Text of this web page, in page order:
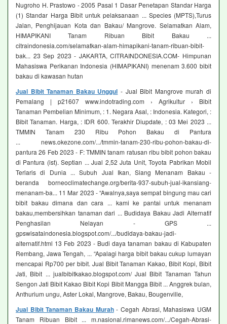
Nugroho H. Prastowo - 2005 Pasal 1 Dasar Penetapan Standar Harga
(1) Standar Harga Bibit untuk pelaksanaan ... Species (MPTS),Turus
Jalan, Penghijauan Kota dan Bakau/ Mangrove. Selamatkan Alam,
HIMAPIKANI Tanam Ribuan Bibit Bakau ...
citraindonesia.com/selamatkan-alam-himapikani-tanam-ribuan-bibit-
bak... 23 Sep 2023 - JAKARTA, CITRAINDONESIA.COM- Himpunan
Mahasiswa Perikanan Indonesia (HIMAPIKANI) menenam 3.600 bibit
bakau di kawasan hutan
Jual Bibit Tanaman Bakau Unggul - Jual Bibit Mangrove murah di
Pemalang | p21607 www.indotrading.com › Agrikultur › Bibit
Tanaman Pembelian Minimum, : 1. Negara Asal, : Indonesia. Kategori, :
Bibit Tanaman. Harga, : IDR 600. Terakhir Diupdate, : 03 Mei 2023 ...
TMMIN Tanam 230 Ribu Pohon Bakau di Pantura
... news.okezone.com/.../tmmin-tanam-230-ribu-pohon-bakau-di-
pantura 26 Feb 2023 - F: TMMIN tanam ratusan ribu bibit pohon bakau
di Pantura (ist). Septian ... Jual 2,52 Juta Unit, Toyota Pabrikan Mobil
Terlaris di Dunia ... Subuh Jual Ikan, Siang Menanam Bakau -
beranda borneoclimatechange.org/berita-937-subuh-jual-ikansiang-
menanam-ba... 11 Mar 2023 - “Awalnya,saya sempat bingung mau cari
bibit bakau dimana dan cara ... kami ke pantai untuk menanam
bakau,membersihkan tanaman dari ... Budidaya Bakau Jadi Alternatif
Penghasilan Nelayan - GPS ...
gpswisataindonesia.blogspot.com/.../budidaya-bakau-jadi-
alternatif.html 13 Feb 2023 - Budi daya tanaman bakau di Kabupaten
Rembang, Jawa Tengah, ... “Apalagi harga bibit bakau cukup lumayan
mencapai Rp700 per bibit. Jual Bibit Tanaman Kakao, Bibit Kopi, Bibit
Jati, Bibit ... jualbibitkakao.blogspot.com/ Jual Bibit Tanaman Tahun
Sengon Jati Bibit Kakao Bibit Kopi Bibit Mangga Bibit ... Anggrek bulan,
Anthurium ungu, Aster Lokal, Mangrove, Bakau, Bougenville,
Jual Bibit Tanaman Bakau Murah- Cegah Abrasi, Mahasiswa UGM
Tanam Ribuan Bibit ... m.nasional.rimanews.com/.../Cegah-Abrasi-